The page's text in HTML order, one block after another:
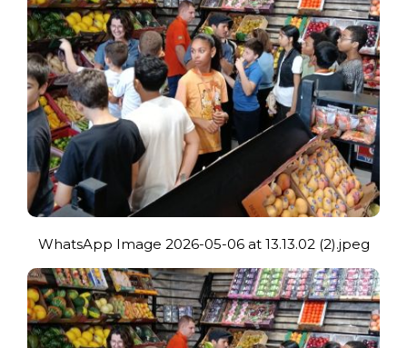
WhatsApp Image 2026-05-06 at 13.13.02 (2).jpeg